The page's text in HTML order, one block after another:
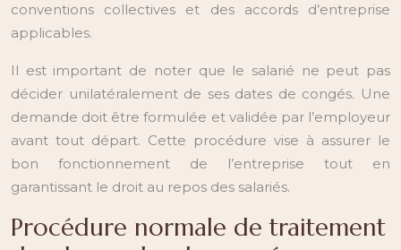
conventions collectives et des accords d’entreprise
applicables.
Il est important de noter que le salarié ne peut pas
décider unilatéralement de ses dates de congés. Une
demande doit être formulée et validée par l’employeur
avant tout départ. Cette procédure vise à assurer le
bon fonctionnement de l’entreprise tout en
garantissant le droit au repos des salariés.
Procédure normale de traitement